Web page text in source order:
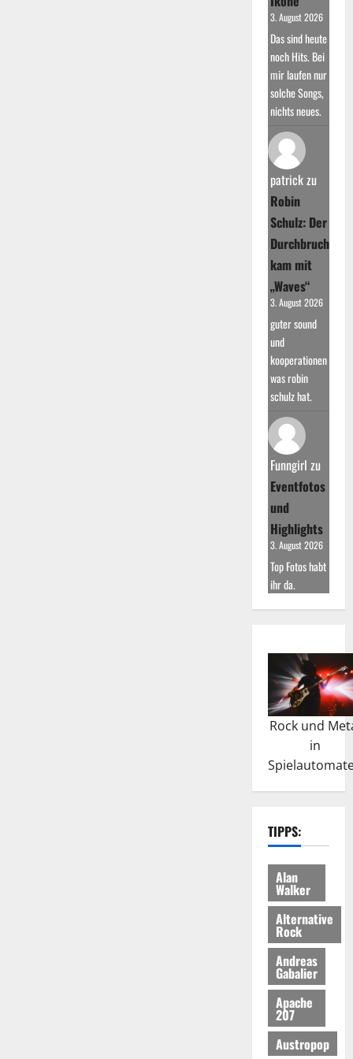
3. August 2026
Das sind heute
noch Hits. Bei
mir laufen nur
solche Songs,
nichts neues.
patrickzu
Robin
Schulz: Der
Durchbruch
kam mit
„Waves“
3. August 2026
guter sound
und
kooperationen
was robin
schulz hat.
Funngirl zu
Eventfotos
und
Highlights
3. August 2026
Top Fotos habt
ihr da.
Rock und
in
TIPPS:
Alan
Walker
Alternative
Rock
Andreas
Gabalier
Apache
207
Austropop